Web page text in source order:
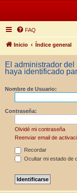
FAQ
Inicio Índice general
El administrador
haya identificado
Nombre de Usuario:
Contraseña:
Olvidé mi contraseña
Reenviar email de
Recordar
Ocultar mi estado de